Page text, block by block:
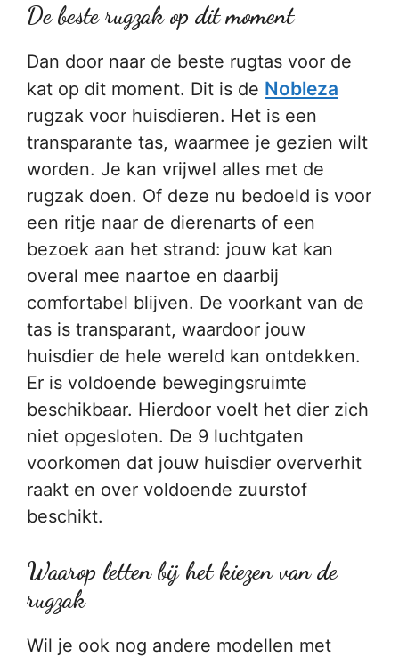
De beste rugzak op dit moment
Dan door naar de beste rugtas voor de
kat op dit moment. Dit is de Nobleza
rugzak voor huisdieren. Het is een
transparante tas, waarmee je gezien wilt
worden. Je kan vrijwel alles met de
rugzak doen. Of deze nu bedoeld is voor
een ritje naar de dierenarts of een
bezoek aan het strand: jouw kat kan
overal mee naartoe en daarbij
comfortabel blijven. De voorkant van de
tas is transparant, waardoor jouw
huisdier de hele wereld kan ontdekken.
Er is voldoende bewegingsruimte
beschikbaar. Hierdoor voelt het dier zich
niet opgesloten. De 9 luchtgaten
voorkomen dat jouw huisdier oververhit
raakt en over voldoende zuurstof
beschikt.
Waarop letten bij het kiezen van de
rugzak
Wil je ook nog andere modellen met